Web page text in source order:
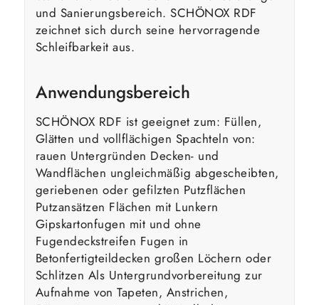
und Sanierungsbereich. SCHÖNOX RDF
zeichnet sich durch seine hervorragende
Schleifbarkeit aus.
Anwendungsbereich
SCHÖNOX RDF ist geeignet zum: Füllen,
Glätten und vollflächigen Spachteln von:
rauen Untergründen Decken- und
Wandflächen ungleichmäßig abgescheibten,
geriebenen oder gefilzten Putzflächen
Putzansätzen Flächen mit Lunkern
Gipskartonfugen mit und ohne
Fugendeckstreifen Fugen in
Betonfertigteildecken großen Löchern oder
Schlitzen Als Untergrundvorbereitung zur
Aufnahme von Tapeten, Anstrichen,